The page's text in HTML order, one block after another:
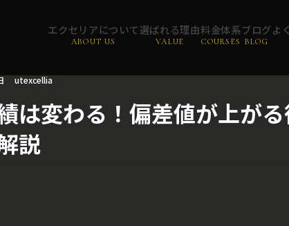
エクセリアについて
ABOUT US
選ばれる理由
VALUE
料金体系
COURSES
ブログ
BLOG
よ
utexcellia
は変わる！偏差値が上が
説